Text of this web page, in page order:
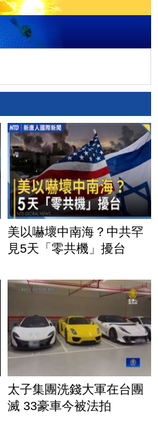
美以嚇壞中南海？中共罕
見5天「零共機」擾台
太子集團洗錢大軍在台團
滅 33豪車今被法拍